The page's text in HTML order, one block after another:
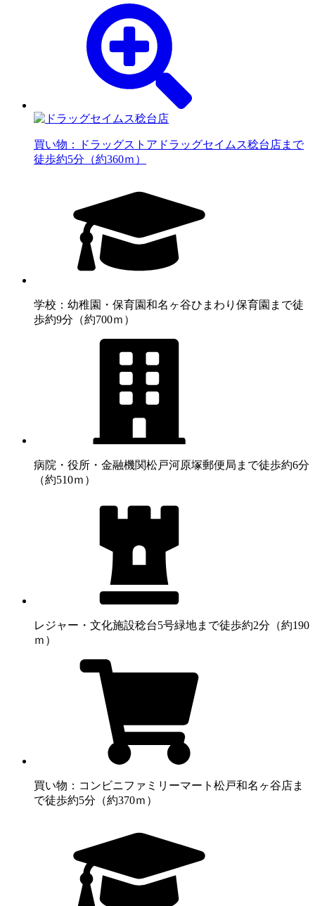
買い物：ドラッグストア ドラッグセイムス稔台店まで
徒歩約5分（約360ｍ）
学校：幼稚園・保育園和名ヶ谷ひまわり保育園まで徒
歩約9分（約700ｍ）
病院・役所・金融機関松戸河原塚郵便局まで徒歩約6分
（約510ｍ）
レジャー・文化施設稔台5号緑地まで徒歩約2分（約190
ｍ）
買い物：コンビニファミリーマート松戸和名ヶ谷店ま
で徒歩約5分（約370ｍ）